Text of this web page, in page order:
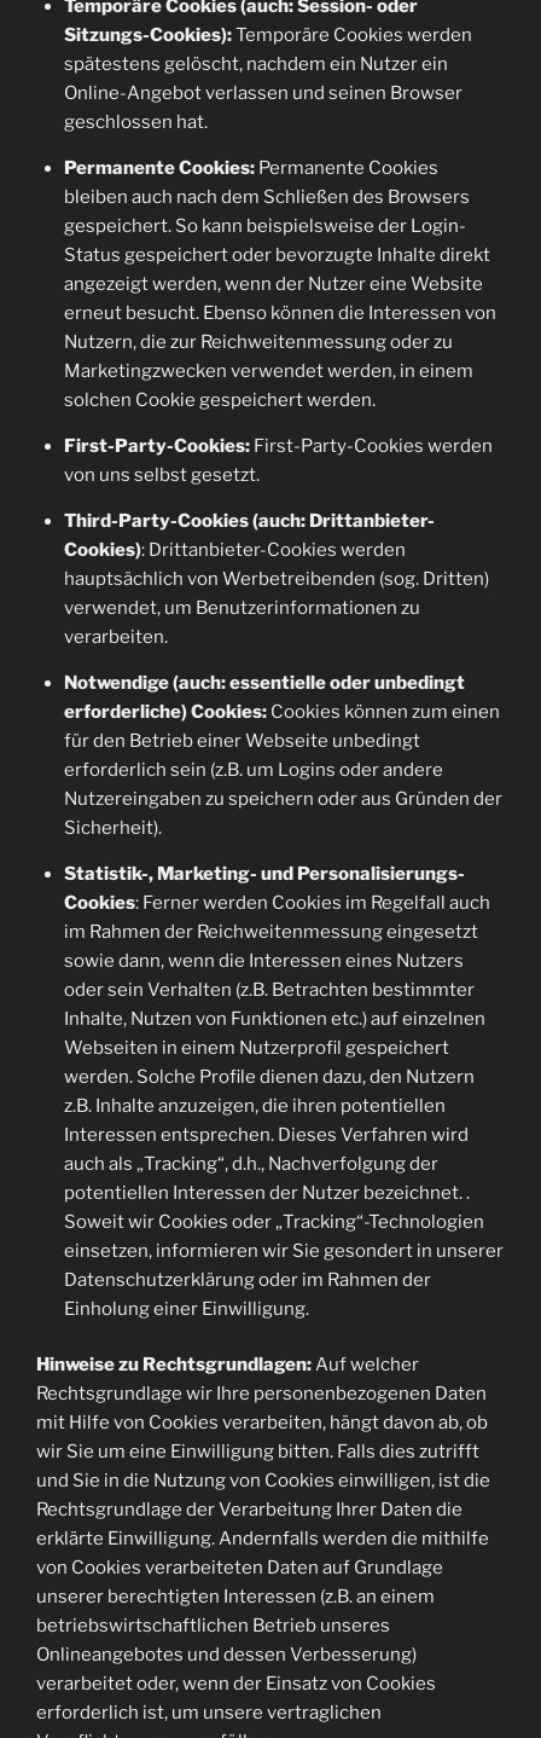
Temporäre Cookies (auch: Session- oder
Sitzungs-Cookies):Temporäre Cookies werden
spätestens gelöscht, nachdem ein Nutzer ein
Online-Angebot verlassen und seinen Browser
geschlossen hat.
Permanente Cookies:Permanente Cookies
bleiben auch nach dem Schließen des Browsers
gespeichert. So kann beispielsweise der Login-
Status gespeichert oder bevorzugte Inhalte direkt
angezeigt werden, wenn der Nutzer eine Website
erneut besucht. Ebenso können die Interessen von
Nutzern, die zur Reichweitenmessung oder zu
Marketingzwecken verwendet werden, in einem
solchen Cookie gespeichert werden.
First-Party-Cookies:First-Party-Cookies werden
von uns selbst gesetzt.
Third-Party-Cookies (auch: Drittanbieter-
Cookies): Drittanbieter-Cookies werden
hauptsächlich von Werbetreibenden (sog. Dritten)
verwendet, um Benutzerinformationen zu
verarbeiten.
Notwendige (auch: essentielle oder unbedingt
erforderliche) Cookies:Cookies können zum einen
für den Betrieb einer Webseite unbedingt
erforderlich sein (z.B. um Logins oder andere
Nutzereingaben zu speichern oder aus Gründen der
Sicherheit).
Statistik-, Marketing- und Personalisierungs-
Cookies: Ferner werden Cookies im Regelfall auch
im Rahmen der Reichweitenmessung eingesetzt
sowie dann, wenn die Interessen eines Nutzers
oder sein Verhalten (z.B. Betrachten bestimmter
Inhalte, Nutzen von Funktionen etc.) auf einzelnen
Webseiten in einem Nutzerprofil gespeichert
werden. Solche Profile dienen dazu, den Nutzern
z.B. Inhalte anzuzeigen, die ihren potentiellen
Interessen entsprechen. Dieses Verfahren wird
auch als „Tracking“, d.h., Nachverfolgung der
potentiellen Interessen der Nutzer bezeichnet. .
Soweit wir Cookies oder „Tracking“-Technologien
einsetzen, informieren wir Sie gesondert in unserer
Datenschutzerklärung oder im Rahmen der
Einholung einer Einwilligung.
Hinweise zu Rechtsgrundlagen:Auf welcher
Rechtsgrundlage wir Ihre personenbezogenen Daten
mit Hilfe von Cookies verarbeiten, hängt davon ab, ob
wir Sie um eine Einwilligung bitten. Falls dies zutrifft
und Sie in die Nutzung von Cookies einwilligen, ist die
Rechtsgrundlage der Verarbeitung Ihrer Daten die
erklärte Einwilligung. Andernfalls werden die mithilfe
von Cookies verarbeiteten Daten auf Grundlage
unserer berechtigten Interessen (z.B. an einem
betriebswirtschaftlichen Betrieb unseres
Onlineangebotes und dessen Verbesserung)
verarbeitet oder, wenn der Einsatz von Cookies
erforderlich ist, um unsere vertraglichen